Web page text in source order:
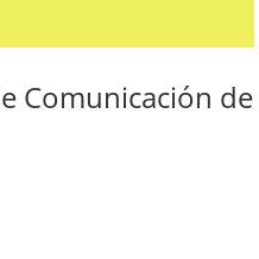
Comunicación de